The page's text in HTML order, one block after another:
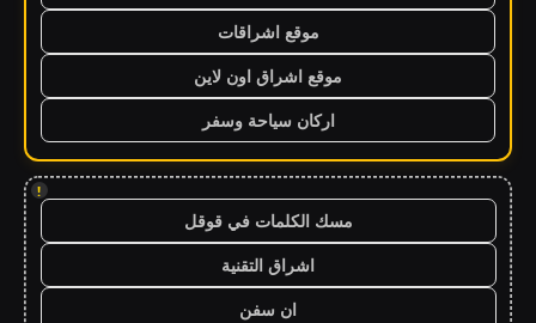
موقع اشراقات
موقع اشراق اون لاين
اركان سياحة وسفر
!
مسك الكلمات في قوقل
اشراق التقنية
ان سفن